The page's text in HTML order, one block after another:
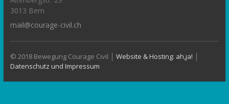
3013 Bern
mail@courage-civil.ch
© 2018 Bewegung Courage Civil │ Website & Hosting: ah,ja!
Datenschutz und Impressum